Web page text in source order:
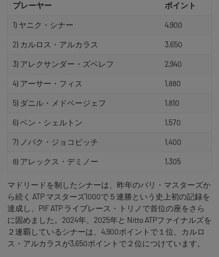
プレーヤー ポイント
1) ヤニク・シナー 4,900
2) カルロス・アルカラス 3,650
3) アレクサンダー・ズベレフ 2,940
4) アーサー・フィス 1,880
5) ダニル・メドベージェフ 1,810
6) ベン・シェルトン 1,570
7) ノバク・ジョコビッチ 1,400
8) アレックス・デミノー 1,305
マドリードを制したシナーは、昨年のパリ・マスターズか
ら続く ATP マスターズ1000で５連勝という史上初の記録を
達成し、PIF ATP ライブレース・トリノで首位の座をさら
に固めました。2024年、2025年と Nitto ATPファイナルズを
２連覇しているシナーは、4,900ポイントで１位、カルロ
ス・アルカラスが3,650ポイントで２位につけています。